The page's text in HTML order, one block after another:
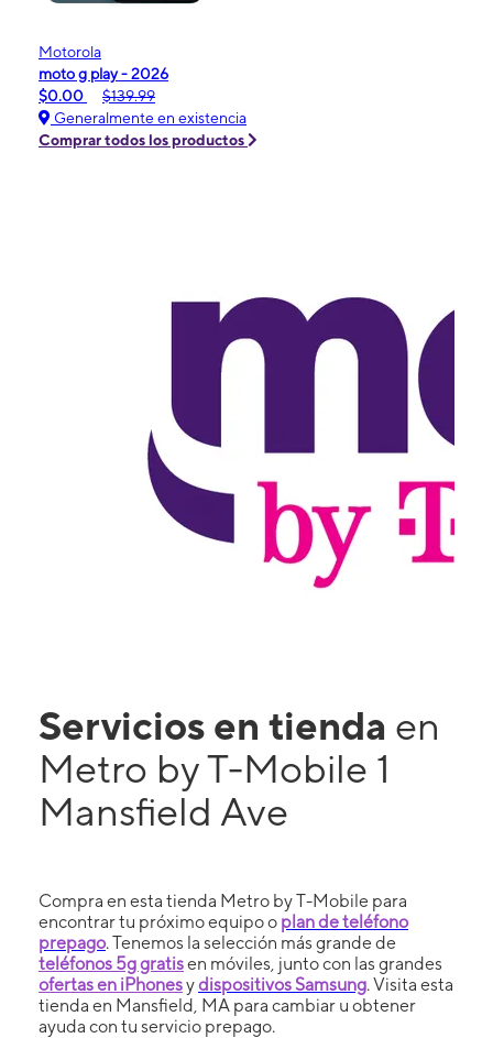
Motorola
moto g play - 2026
$0.00
$139.99
Generalmente en existencia
Comprar todos los productos
Servicios en tienda en
Metro by T-Mobile 1
Mansfield Ave
Compra en esta tienda Metro by T-Mobile para
encontrar tu próximo equipo o plan de teléfono
prepago. Tenemos la selección más grande de
teléfonos 5g gratisen móviles, junto con las grandes
ofertas en iPhonesydispositivos Samsung. Visita esta
tienda en Mansfield, MA para cambiar u obtener
ayuda con tu servicio prepago.